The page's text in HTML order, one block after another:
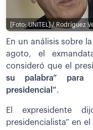
[Foto: UNITEL] / Rodríguez
En un análisis sobre
agoto, el
consideró que el
su palabra” para
presidencial”.
El expresidente
presidencialista” en el